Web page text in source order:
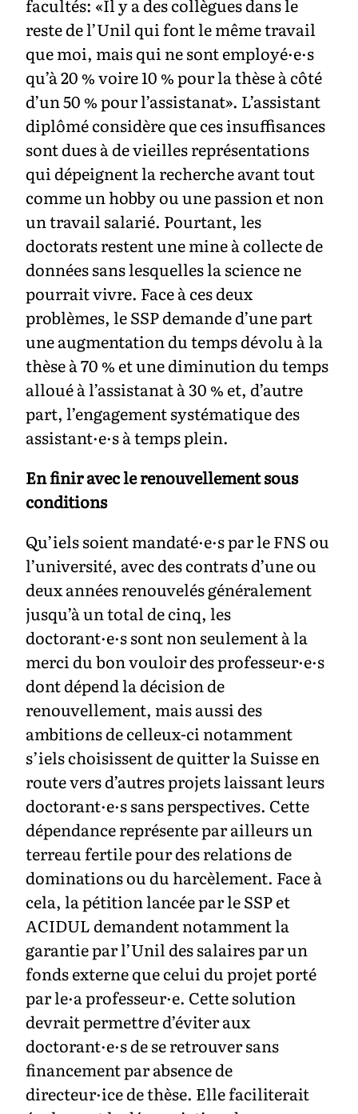
facultés: «Il y a des collègues dans le
reste de l’Unil qui font le même travail
que moi, mais qui ne sont employé·e·s
qu’à 20 % voire 10 % pour la thèse à côté
d’un 50 % pour l’assistanat». L’assistant
diplômé considère que ces insuffisances
sont dues à de vieilles représentations
qui dépeignent la recherche avant tout
comme un hobby ou une passion et non
un travail salarié. Pourtant, les
doctorats restent une mine à collecte de
données sans lesquelles la science ne
pourrait vivre. Face à ces deux
problèmes, le SSP demande d’une part
une augmentation du temps dévolu à la
thèse à 70 % et une diminution du temps
alloué à l’assistanat à 30 % et, d’autre
part, l’engagement systématique des
assistant·e·s à temps plein.
En finir avec le renouvellement sous
conditions
Qu’iels soient mandaté·e·s par le FNS ou
l’université, avec des contrats d’une ou
deux années renouvelés généralement
jusqu’à un total de cinq, les
doctorant·e·s sont non seulement à la
merci du bon vouloir des professeur·e·s
dont dépend la décision de
renouvellement, mais aussi des
ambitions de celleux-ci notamment
s’iels choisissent de quitter la Suisse en
route vers d’autres projets laissant leurs
doctorant·e·s sans perspectives. Cette
dépendance représente par ailleurs un
terreau fertile pour des relations de
dominations ou du harcèlement. Face à
cela, la pétition lancée par le SSP et
ACIDUL demandent notamment la
garantie par l’Unil des salaires par un
fonds externe que celui du projet porté
par le·a professeur·e. Cette solution
devrait permettre d’éviter aux
doctorant·e·s de se retrouver sans
financement par absence de
directeur·ice de thèse. Elle faciliterait